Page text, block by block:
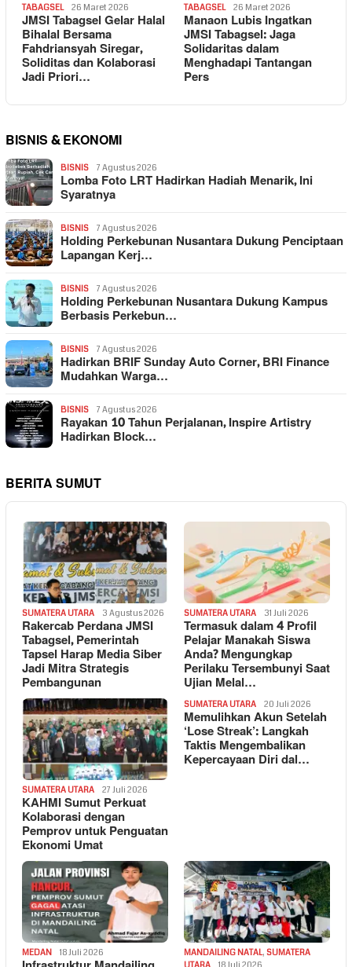
TABAGSEL 26 Maret 2026
JMSI Tabagsel Gelar Halal
Bihalal Bersama
Fahdriansyah Siregar,
Soliditas dan Kolaborasi
Jadi Priori…
TABAGSEL 26 Maret 2026
Manaon Lubis Ingatkan
JMSI Tabagsel: Jaga
Solidaritas dalam
Menghadapi Tantangan
Pers
BISNIS & EKONOMI
BISNIS 7 Agustus 2026
Lomba Foto LRT Hadirkan Hadiah Menarik, Ini
Syaratnya
BISNIS 7 Agustus 2026
Holding Perkebunan Nusantara Dukung Penciptaan
Lapangan Kerj…
BISNIS 7 Agustus 2026
Holding Perkebunan Nusantara Dukung Kampus
Berbasis Perkebun…
BISNIS 7 Agustus 2026
Hadirkan BRIF Sunday Auto Corner, BRI Finance
Mudahkan Warga…
BISNIS 7 Agustus 2026
Rayakan 10 Tahun Perjalanan, Inspire Artistry
Hadirkan Block…
BERITA SUMUT
SUMATERA UTARA 3 Agustus 2026
Rakercab Perdana JMSI
Tabagsel, Pemerintah
Tapsel Harap Media Siber
Jadi Mitra Strategis
Pembangunan
SUMATERA UTARA 31 Juli 2026
Termasuk dalam 4 Profil
Pelajar Manakah Siswa
Anda? Mengungkap
Perilaku Tersembunyi Saat
Ujian Melal…
SUMATERA UTARA 27 Juli 2026
KAHMI Sumut Perkuat
Kolaborasi dengan
Pemprov untuk Penguatan
Ekonomi Umat
SUMATERA UTARA 20 Juli 2026
Memulihkan Akun Setelah
‘Lose Streak’: Langkah
Taktis Mengembalikan
Kepercayaan Diri dal…
MEDAN 18 Juli 2026 MANDAILING NATAL, SUMATERA